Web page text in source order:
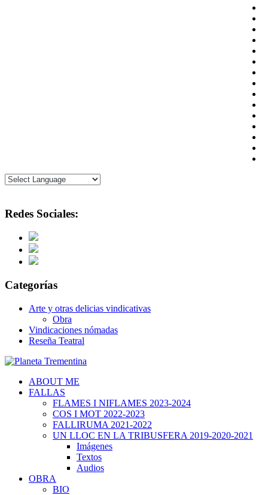
Redes Sociales:
Categorías
Arte y otras delicias vindicativas
Obra
Vindicaciones nómadas
Reseña Teatral
ABOUT ME
FALLAS
FLAMES I NIFLAMES 2023-2024
COS I MOT 2022-2023
FALLIRUMA 2021-2022
UN LLOC EN LA TRIBUSFERA 2019-2020-2021
Imágenes
Textos
Audios
OBRA
BIO